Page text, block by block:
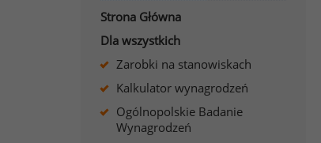
Strona Główna
Dla wszystkich
Zarobki na stanowiskach
Kalkulator wynagrodzeń
Ogólnopolskie Badanie
Wynagrodzeń